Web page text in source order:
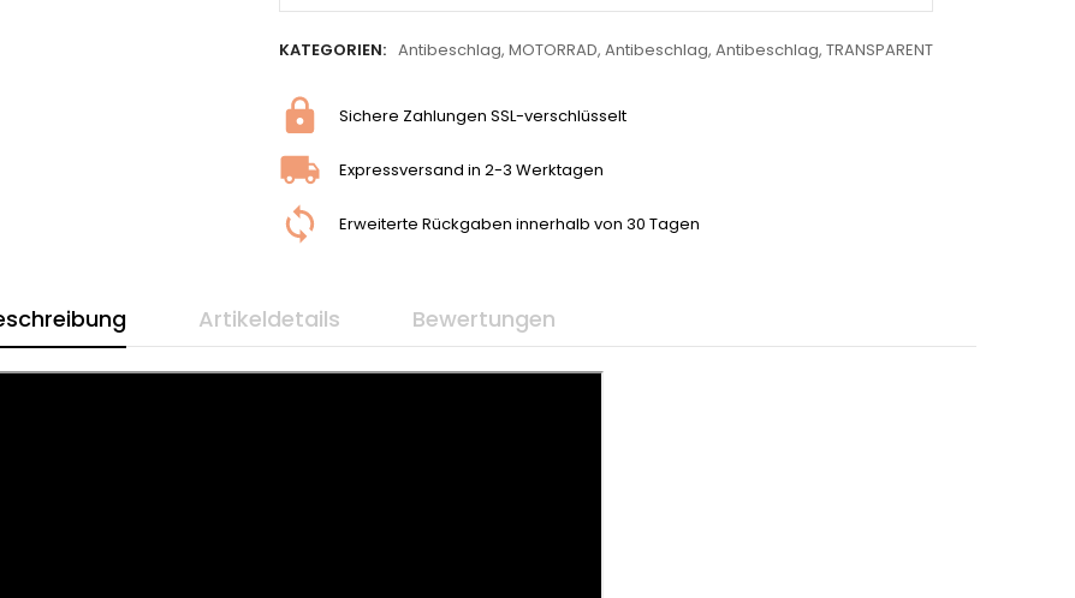
KATEGORIEN: Antibeschlag, MOTORRAD, Antibeschlag, Antibeschlag, TRANSPARENT
Sichere Zahlungen SSL-verschlüsselt
Expressversand in 2-3 Werktagen
Erweiterte Rückgaben innerhalb von 30 Tagen
Artikeldetails Bewertungen